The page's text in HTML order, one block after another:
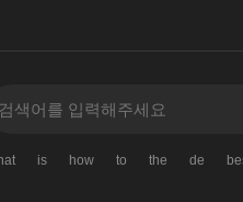
is how to the de